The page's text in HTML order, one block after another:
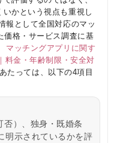
かという視点も重視し
報として全国対応のマッ
価格・サービス調査に基
マッチングアプリに関す
料金・年齢制限・安全対
たっては、以下の4項目
）、独身・既婚条
明示されているかを評